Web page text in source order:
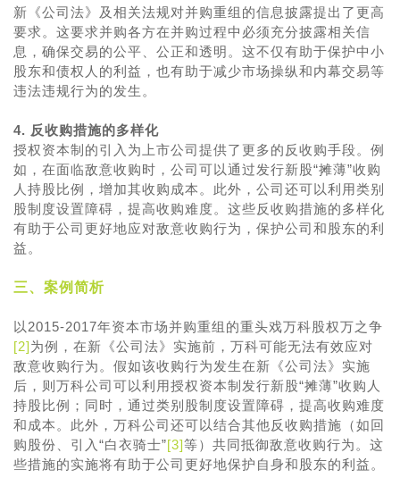
新《公司法》及相关法规对并购重组的信息披露提出了更高
要求。这要求并购各方在并购过程中必须充分披露相关信
息，确保交易的公平、公正和透明。这不仅有助于保护中小
股东和债权人的利益，也有助于减少市场操纵和内幕交易等
违法违规行为的发生。
4. 反收购措施的多样化
授权资本制的引入为上市公司提供了更多的反收购手段。例
如，在面临敌意收购时，公司可以通过发行新股“摊薄”收购
人持股比例，增加其收购成本。此外，公司还可以利用类别
股制度设置障碍，提高收购难度。这些反收购措施的多样化
有助于公司更好地应对敌意收购行为，保护公司和股东的利
益。
三、案例简析
以2015-2017年资本市场并购重组的重头戏万科股权万之争
[2]为例，在新《公司法》实施前，万科可能无法有效应对
敌意收购行为。假如该收购行为发生在新《公司法》实施
后，则万科公司可以利用授权资本制发行新股“摊薄”收购人
持股比例；同时，通过类别股制度设置障碍，提高收购难度
和成本。此外，万科公司还可以结合其他反收购措施（如回
购股份、引入“白衣骑士”[3]等）共同抵御敌意收购行为。这
些措施的实施将有助于公司更好地保护自身和股东的利益。